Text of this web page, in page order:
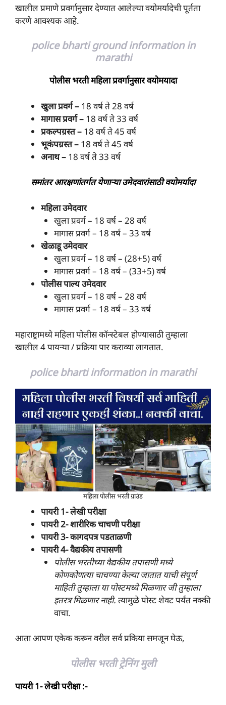
खालील प्रमाणे प्रवर्गानुसार देण्यात आलेल्या वयोमर्यादेची पूर्तता
करणे आवश्यक आहे.
police bharti ground information in
marathi
पोलीस भरती महिला प्रवर्गानुसार वयोमयादा
खुला प्रवर्ग – 18 वर्ष ते 28 वर्ष
मागास प्रवर्ग – 18 वर्ष ते 33 वर्ष
प्रकल्पग्रस्त – 18 वर्ष ते 45 वर्ष
भूकंपग्रस्त – 18 वर्ष ते 45 वर्ष
अनाथ – 18 वर्ष ते 33 वर्ष
समांतर आरक्षणांतर्गत येणाऱ्या उमेदवारांसाठी वयोमर्यादा
महिला उमेदवार
खुला प्रवर्ग – 18 वर्ष – 28 वर्ष
मागास प्रवर्ग – 18 वर्ष – 33 वर्ष
खेळाडू उमेदवार
खुला प्रवर्ग – 18 वर्ष – (28+5) वर्ष
मागास प्रवर्ग – 18 वर्ष – (33+5) वर्ष
पोलीस पाल्य उमेदवार
खुला प्रवर्ग – 18 वर्ष – 28 वर्ष
मागास प्रवर्ग – 18 वर्ष – 33 वर्ष
महाराष्ट्रामध्ये महिला पोलीसकॉन्स्टेबल होण्यासाठी तुम्हाला
खालील 4 पायऱ्या / प्रक्रिया पार कराव्या लागतात.
police bharti information in marathi
महिला पोलीस भरती ग्राउंड
पायरी 1- लेखी परीक्षा
पायरी 2- शारीरिक चाचणी परीक्षा
पायरी 3- कागदपत्र पडताळणी
पायरी 4- वैद्यकीय तपासणी
पोलीस भरतीच्या वैद्यकीय तपासणी मध्ये
कोणकोणत्या चाचण्या केल्या जातात याची संपूर्ण
माहिती तुम्हाला या पोस्टमध्ये मिळणार जी तुम्हाला
इतरत्र मिळणार नाही. त्यामुळे पोस्ट शेवट पर्यंत नक्की
वाचा.
आता आपण एकेक करून वरील सर्व प्रकिया समजून घेऊ,
पोलीस भरती ट्रेनिंग मुली
पायरी 1- लेखी परीक्षा :-